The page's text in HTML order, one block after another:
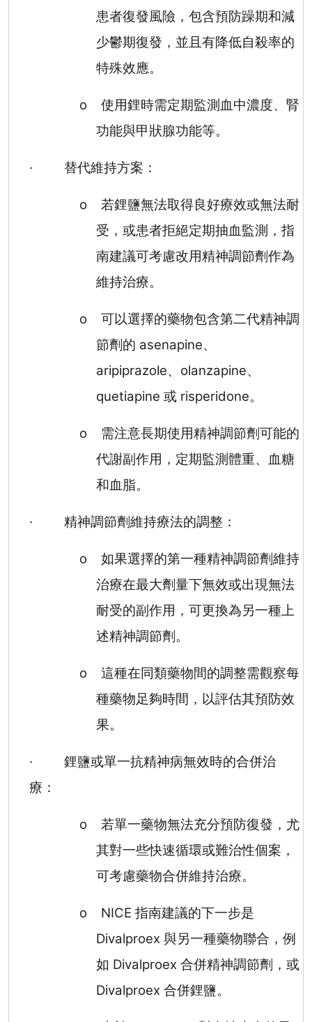
患者復發風險，包含預防躁期和減
少鬱期復發，並且有降低自殺率的
特殊效應。
o
使用鋰時需定期監測血中濃度、腎
功能與甲狀腺功能等。
· 替代維持方案：
o
若鋰鹽無法取得良好療效或無法耐
受，或患者拒絕定期抽血監測，指
南建議可考慮改用精神調節劑作為
維持治療。
o
可以選擇的藥物包含第二代精神調
節劑的 asenapine、
aripiprazole、 olanzapine、
quetiapine 或 risperidone。
o
需注意長期使用精神調節劑可能的
代謝副作用，定期監測體重、血糖
和血脂。
· 精神調節劑維持療法的調整：
o
如果選擇的第一種精神調節劑維持
治療在最大劑量下無效或出現無法
耐受的副作用，可更換為另一種上
述精神調節劑。
o
這種在同類藥物間的調整需觀察每
種藥物足夠時間，以評估其預防效
果。
·
鋰鹽或單一抗精神病無效時的合併治
療：
o
若單一藥物無法充分預防復發，尤
其對一些快速循環或難治性個案，
可考慮藥物合併維持治療。
o NICE 指南建議的下一步是
Divalproex 與另一種藥物聯合，例
如 Divalproex 合併精神調節劑，或
Divalproex 合併鋰鹽。